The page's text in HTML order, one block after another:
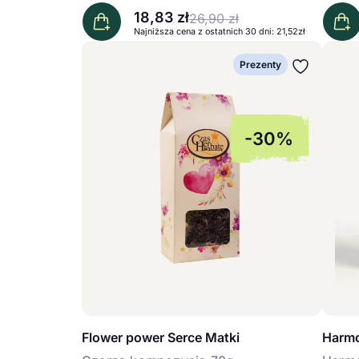
26,90zł
Pierwotna cena wynosiła: 26,90
18,83 zł
Aktualna cena wynosi: 18,83 zł.
Najniższa cena z ostatnich 30 dni: 21,52zł
Prezenty
-30%
Flower power Serce Matki